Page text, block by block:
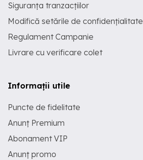
Siguranța tranzacțiilor
Modifică setările de confidențialitate
Regulament Campanie
Livrare cu verificare colet
Informații utile
Puncte de fidelitate
Anunț Premium
Abonament VIP
Anunț promo